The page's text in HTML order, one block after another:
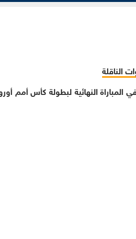
المباراة النهائية لبطولة كأس أمم